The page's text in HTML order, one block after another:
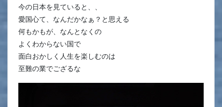
今の日本を見ていると、、
愛国心て、なんだかなぁ？と思える
何もかもが、なんとなくの
よくわからない国で
面白おかしく人生を楽しむのは
至難の業でござるな